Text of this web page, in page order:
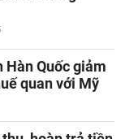
Quốc giảm
quan với Mỹ